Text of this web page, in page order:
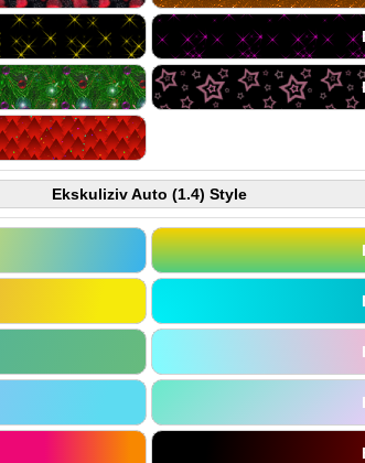
Ekskuliziv Auto (1.4) Style